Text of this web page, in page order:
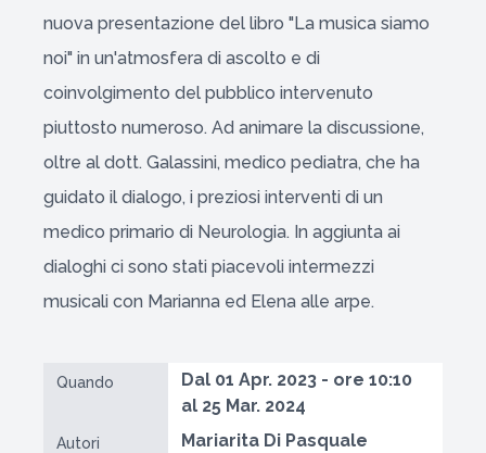
nuova presentazione del libro "La musica siamo
noi" in un'atmosfera di ascolto e di
coinvolgimento del pubblico intervenuto
piuttosto numeroso. Ad animare la discussione,
oltre al dott. Galassini, medico pediatra, che ha
guidato il dialogo, i preziosi interventi di un
medico primario di Neurologia. In aggiunta ai
dialoghi ci sono stati piacevoli intermezzi
musicali con Marianna ed Elena alle arpe.
Quando
Dal 01 Apr. 2023 - ore 10:10
al 25 Mar. 2024
Autori Mariarita Di Pasquale